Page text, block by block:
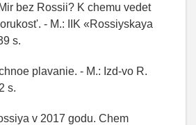
bez Rossii? K chemu vedet
- M.: IIK «Rossiyskaya
s.
plavanie. - M.: Izd-vo R.
s.
v 2017 godu. Chem